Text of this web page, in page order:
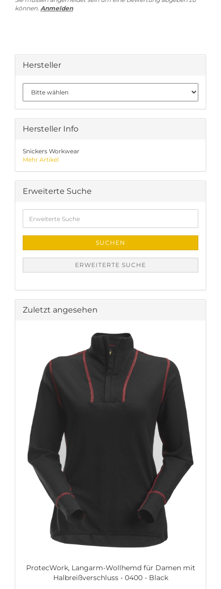
können. Anmelden
Hersteller
Hersteller Info
Snickers Workwear
Mehr Artikel
Erweiterte Suche
Suche
SUCHEN
ERWEITERTE SUCHE
Zuletzt angesehen
ProtecWork, Langarm-Wollhemd für Damen mit
Halbreißverschluss - 0400 - Black